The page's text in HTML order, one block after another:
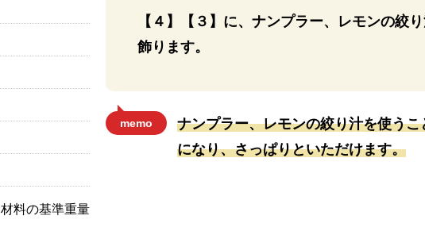
材料の基準重量
【４】【３】に、ナンプラー、レモンの絞
飾ります。
memo
ナンプラー、レモンの絞り汁を使う
になり、さっぱりといただけます。